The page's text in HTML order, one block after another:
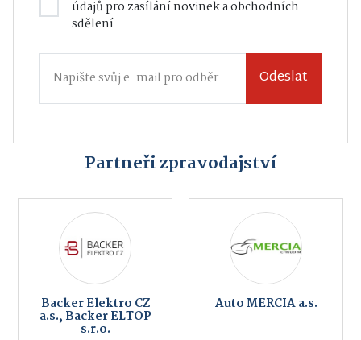
údajůpro zasílání novinek a obchodních
sdělení
Odeslat
Partneři zpravodajství
Backer Elektro CZ
a.s., Backer ELTOP
s.r.o.
Auto MERCIA a.s.